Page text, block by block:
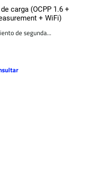
carga (OCPP 1.6 +
+ WiFi)
de segunda...